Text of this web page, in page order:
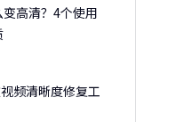
高清？4个使用
频清晰度修复工